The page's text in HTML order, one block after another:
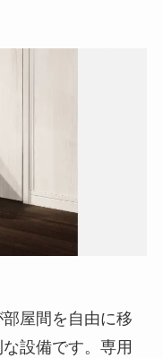
屋間を自由に移
設備です。専用